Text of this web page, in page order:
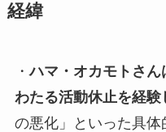
経緯
・ハマ・オカモトさ
わたる活動休止を経験
の悪化」といった具